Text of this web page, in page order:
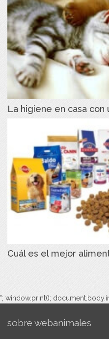
La higiene en casa con
Cuál es el mejor
"; window.print();
sobre webanimales